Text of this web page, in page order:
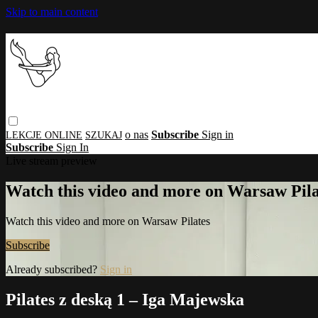
Skip to main content
o nas Subscribe Sign in
Subscribe Sign In
Watch this video and more on Warsaw
Watch this video and more on Warsaw Pilates
Subscribe
Already subscribed? Sign in
Pilates z deską 1 – Iga Majewska